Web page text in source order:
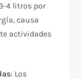
4 litros por
causa
actividades
: Los